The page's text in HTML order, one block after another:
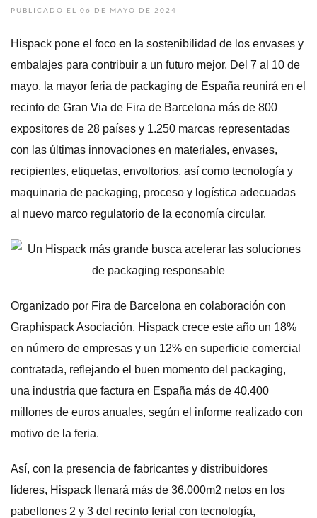
PUBLICADO EL 06 DE MAYO DE 2024
Hispack pone el foco en la sostenibilidad de los envases y
embalajes para contribuir a un futuro mejor. Del 7 al 10 de
mayo, la mayor feria de packaging de España reunirá en el
recinto de Gran Via de Fira de Barcelona más de 800
expositores de 28 países y 1.250 marcas representadas
con las últimas innovaciones en materiales, envases,
recipientes, etiquetas, envoltorios, así como tecnología y
maquinaria de packaging, proceso y logística adecuadas
al nuevo marco regulatorio de la economía circular.
Organizado por Fira de Barcelona en colaboración con
Graphispack Asociación, Hispack crece este año un 18%
en número de empresas y un 12% en superficie comercial
contratada, reflejando el buen momento del packaging,
una industria que factura en España más de 40.400
millones de euros anuales, según el informe realizado con
motivo de la feria.
Así, con la presencia de fabricantes y distribuidores
líderes, Hispack llenará más de 36.000m2 netos en los
pabellones 2 y 3 del recinto ferial con tecnología,